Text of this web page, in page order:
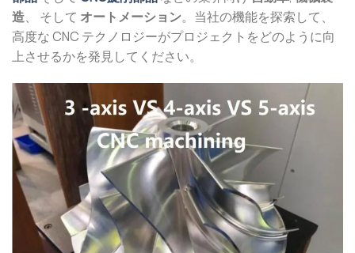
造、 そして オートメーション。当社の機能を探索して、
高度な CNC テクノロジーがプロジェクトをどのように向
上させるかを発見してください。